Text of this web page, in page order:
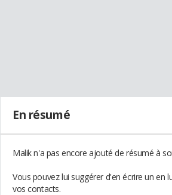
En résumé
Malik n'a pas encore ajouté de résumé à
Vous pouvez lui suggérer d'en écrire un en
vos contacts.